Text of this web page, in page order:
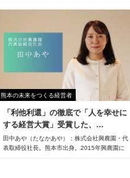
2024年12月に株式会社へ組織変更。
熊本の未来をつくる経営者
「利他利還」の徹底で「人を幸せに
する経営大賞」受賞した、…
田中あや（たなかあや）：株式会社興農園・代
表取締役社長。熊本市出身。2015年興農園に